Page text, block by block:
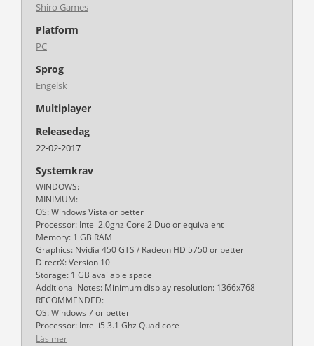
Shiro Games
Platform
PC
Sprog
Engelsk
Multiplayer
Releasedag
22-02-2017
Systemkrav
WINDOWS:
MINIMUM:
OS: Windows Vista or better
Processor: Intel 2.0ghz Core 2 Duo or equivalent
Memory: 1 GB RAM
Graphics: Nvidia 450 GTS / Radeon HD 5750 or better
DirectX: Version 10
Storage: 1 GB available space
Additional Notes: Minimum display resolution: 1366x768
RECOMMENDED:
OS: Windows 7 or better
Processor: Intel i5 3.1 Ghz Quad core
Läs mer